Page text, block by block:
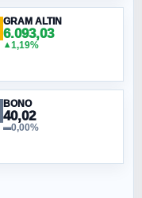
GRAM ALTIN
6.093,03
▲1,19%
BONO
40,02
▬0,00%